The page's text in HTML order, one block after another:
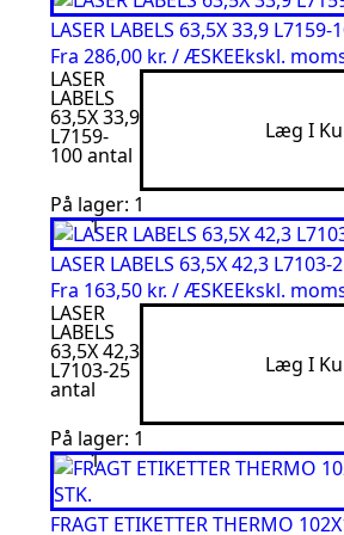
LASER LABELS 63,5X 33,9 L7159-
Fra 286,00 kr. / ÆSKEEkskl.
LASER
LABELS
63,5X 33,9
L7159-
100 antal
Læg I
På lager: 1
LASER LABELS 63,5X 42,3 L7103-
Fra 163,50 kr. / ÆSKEEkskl.
LASER
LABELS
63,5X 42,3
L7103-25
antal
Læg I
På lager: 1
FRAGT ETIKETTER THERMO